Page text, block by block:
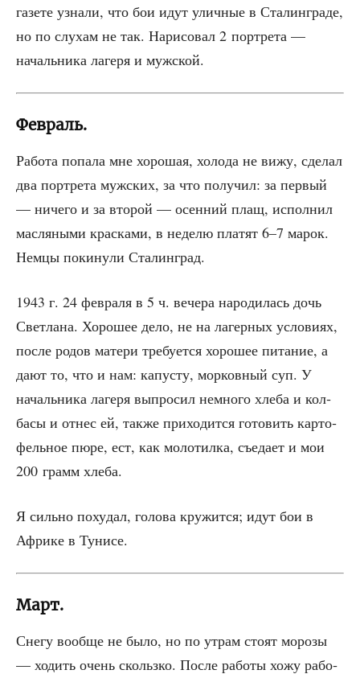
газе­те узна­ли, что бои идут улич­ные в Ста­лин­гра­де,
но по слу­хам не так. Нари­со­вал 2 порт­ре­та —
началь­ни­ка лаге­ря и мужской.
Февраль.
Рабо­та попа­ла мне хоро­шая, холо­да не вижу, сде­лал
два порт­ре­та муж­ских, за что полу­чил: за пер­вый
— ниче­го и за вто­рой — осен­ний плащ, испол­нил
мас­ля­ны­ми крас­ка­ми, в неде­лю пла­тят 6–7 марок.
Нем­цы поки­ну­ли Сталинград.
1943 г. 24 фев­ра­ля в 5 ч. вече­ра наро­ди­лась дочь
Свет­ла­на. Хоро­шее дело, не на лагер­ных усло­ви­ях,
после родов мате­ри тре­бу­ет­ся хоро­шее пита­ние, а
дают то, что и нам: капу­сту, мор­ков­ный суп. У
началь­ни­ка лаге­ря выпро­сил немно­го хле­ба и кол­
ба­сы и отнес ей, так­же при­хо­дит­ся гото­вить кар­то­
фель­ное пюре, ест, как моло­тил­ка, съе­да­ет и мои
200 грамм хлеба.
Я силь­но поху­дал, голо­ва кру­жит­ся; идут бои в
Афри­ке в Тунисе.
Март.
Сне­гу вооб­ще не было, но по утрам сто­ят моро­зы
— ходить очень скольз­ко. После рабо­ты хожу рабо­